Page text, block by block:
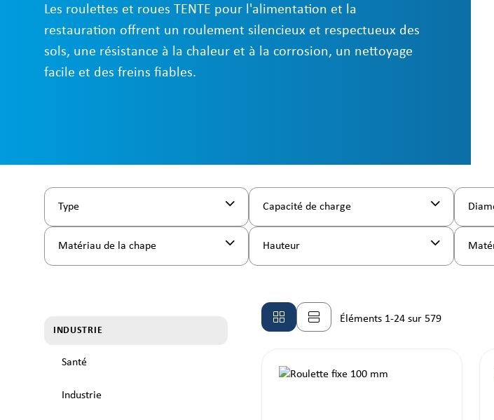
Les roulettes et roues TENTE pour l'alimentation et la
restauration offrent un roulement silencieux et respectueux des
sols, une résistance à la chaleur et à la corrosion, un nettoyage
facile et des freins fiables.
Type Capacité de charge
Matériau de la chape Hauteur
INDUSTRIE
Santé
Industrie
Éléments 1-24 sur 579